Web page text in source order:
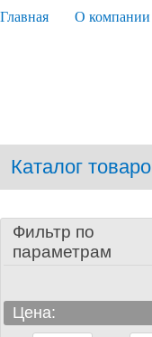
Главная О компании
Каталог
Фильтр по
параметрам
Цена: